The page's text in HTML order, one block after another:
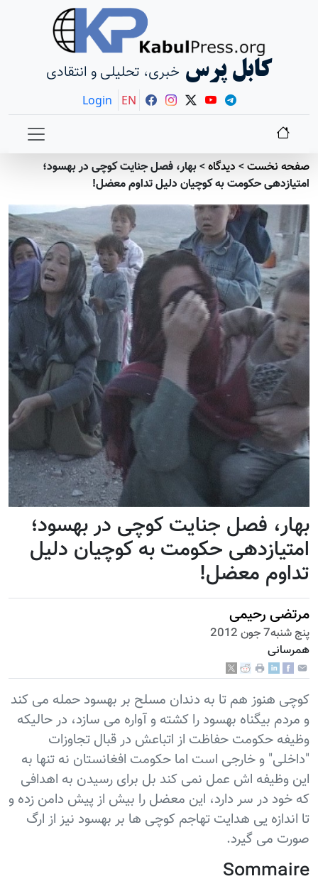
کابل پرس خبری، تحلیلی و انتقادی
Login EN
صفحه نخست> دیدگاه>بهار، فصل جنایت کوچی در بهسود؛
امتیازدهی حکومت به کوچیان دلیل تداوم معضل!
بهار، فصل جنایت کوچی در بهسود؛
امتیازدهی حکومت به کوچیان دلیل
تداوم معضل!
مرتضی رحیمی
پنج شنبه7 جون 2012
همرسانی
کوچی هنوز هم تا به دندان مسلح بر بهسود حمله می کند
و مردم بیگناه بهسود را کشته و آواره می سازد، در حالیکه
وظیفه حکومت حفاظت از اتباعش در قبال تجاوزات
"داخلی" و خارجی است اما حکومت افغانستان نه تنها به
این وظیفه اش عمل نمی کند بل برای رسیدن به اهدافی
که خود در سر دارد، این معضل را بیش از پیش دامن زده و
تا اندازه یی هدایت تهاجم کوچی ها بر بهسود نیز از ارگ
صورت می گیرد.
Sommaire